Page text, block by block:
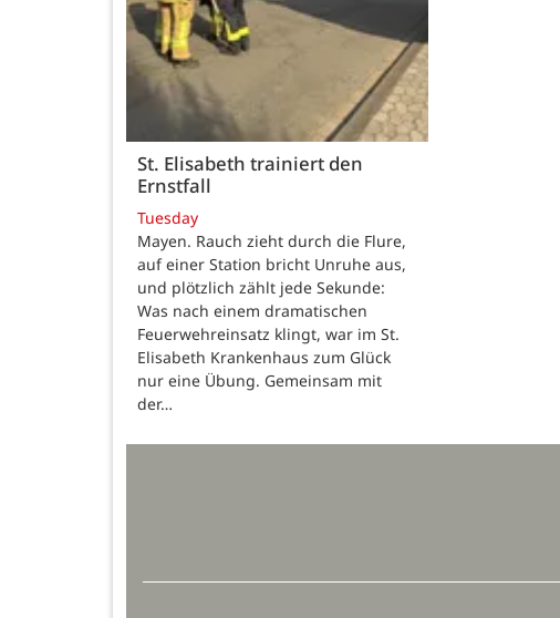
St. Elisabeth trainiert den
Ernstfall
Tuesday
Mayen. Rauch zieht durch die Flure,
auf einer Station bricht Unruhe aus,
und plötzlich zählt jede Sekunde:
Was nach einem dramatischen
Feuerwehreinsatz klingt, war im St.
Elisabeth Krankenhaus zum Glück
nur eine Übung. Gemeinsam mit
der…